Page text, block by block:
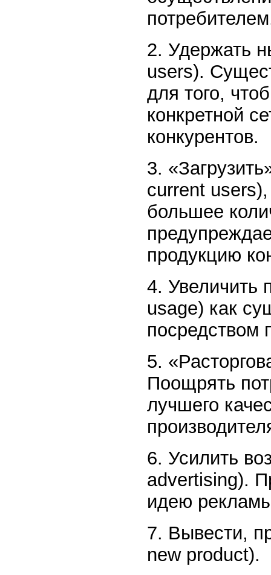
2. Удержать
users).
для того,
конкретной
конкурентов.
3.
current users),
большее
продукцию
4. Увеличить
usage) как
посредством
5.
Поощрять
лучшего
6. Усилить
advertising).
идею
7. Вывести,
new product).